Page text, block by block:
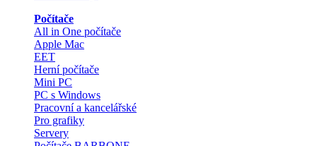
Počítače
All in One počítače
Apple Mac
EET
Herní počítače
Mini PC
PC s Windows
Pracovní a kancelářské
Pro grafiky
Servery